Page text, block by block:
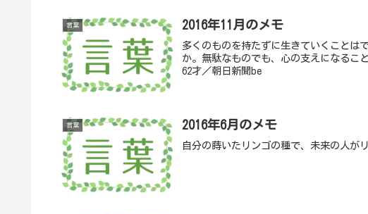
言葉 2016年11月のメモ
多くのものを持たずに生きていくことは
か。無駄なものでも、心の支えになるこ
62才／朝日新聞be
言葉 2016年6月のメモ
自分の蒔いたリンゴの種で、未来の人が